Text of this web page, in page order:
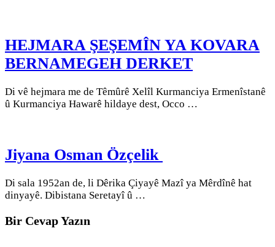
HEJMARA ŞEŞEMÎN YA KOVARA
BERNAMEGEH DERKET
Di vê hejmara me de Têmûrê Xelîl Kurmanciya Ermenîstanê
û Kurmanciya Hawarê hildaye dest, Occo …
Jiyana Osman Özçelik
Di sala 1952an de, li Dêrika Çiyayê Mazî ya Mêrdînê hat
dinyayê. Dibistana Seretayî û …
Bir Cevap Yazın